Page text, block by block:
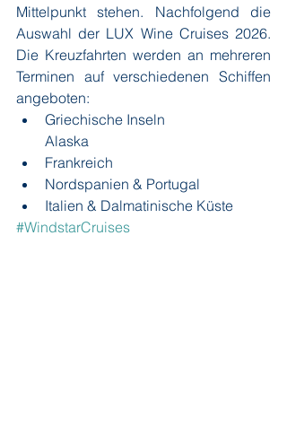
Mittelpunkt stehen. Nachfolgend die
Auswahl der LUX Wine Cruises 2026.
Die Kreuzfahrten werden an mehreren
Terminen auf verschiedenen Schiffen
angeboten:
Griechische Inseln
Alaska
Frankreich
Nordspanien & Portugal
Italien & Dalmatinische Küste
#WindstarCruises